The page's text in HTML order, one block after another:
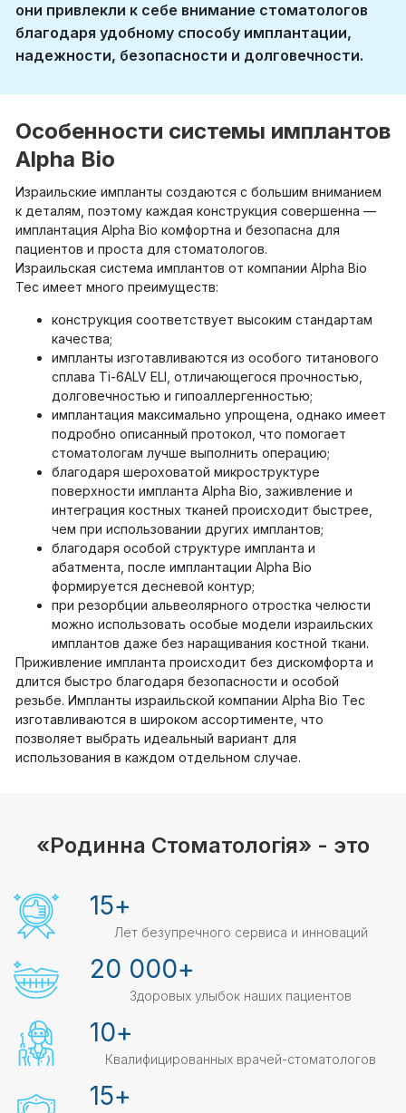
они привлекли к себе внимание стоматологов
благодаря удобному способу имплантации,
надежности, безопасности и долговечности.
Особенности системы имплантов
Alpha Bio
Израильские импланты создаются с большим вниманием
к деталям, поэтому каждая конструкция совершенна —
имплантация Alpha Bio комфортна и безопасна для
пациентов и проста для стоматологов.
Израильская система имплантов от компании Alpha Bio
Tec имеет много преимуществ:
конструкция соответствует высоким стандартам
качества;
импланты изготавливаются из особого титанового
сплава Ti-6ALV ELI, отличающегося прочностью,
долговечностью и гипоаллергенностью;
имплантация максимально упрощена, однако имеет
подробно описанный протокол, что помогает
стоматологам лучше выполнить операцию;
благодаря шероховатой микроструктуре
поверхности импланта Alpha Bio, заживление и
интеграция костных тканей происходит быстрее,
чем при использовании других имплантов;
благодаря особой структуре импланта и
абатмента, после имплантации Alpha Bio
формируется десневой контур;
при резорбции альвеолярного отростка челюсти
можно использовать особые модели израильских
имплантов даже без наращивания костной ткани.
Приживление импланта происходит без дискомфорта и
длится быстро благодаря безопасности и особой
резьбе. Импланты израильской компании Alpha Bio Тес
изготавливаются в широком ассортименте, что
позволяет выбрать идеальный вариант для
использования в каждом отдельном случае.
«Родинна Стоматологія» - это
Лет безупречного сервиса и инноваций
15+
Здоровых улыбок наших пациентов
20 000+
Квалифицированных врачей-стоматологов
10+
15+